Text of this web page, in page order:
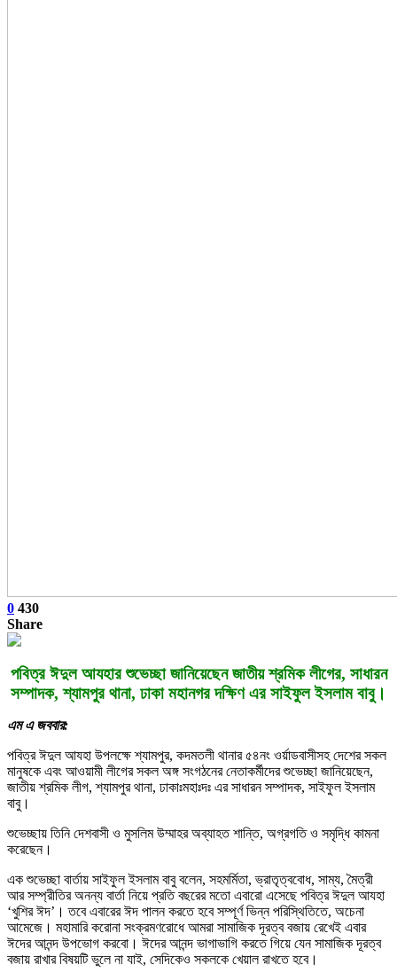
0 430
Share
পবিত্র ঈদুল আযহার শুভেচ্ছা জানিয়েছেন জাতীয় শ্রমিক লীগের, সাধারন
সম্পাদক, শ্যামপুর থানা, ঢাকা মহানগর দক্ষিণ এর সাইফুল ইসলাম বাবু।
এম এ জববার:
পবিত্র ঈদুল আযহা উপলক্ষে শ্যামপুর, কদমতলী থানার ৫৪নং ওর্য়াডবাসীসহ দেশের সকল
মানুষকে এবং আওয়ামী লীগের সকল অঙ্গ সংগঠনের নেতাকর্মীদের শুভেচ্ছা জানিয়েছেন,
জাতীয় শ্রমিক লীগ, শ্যামপুর থানা, ঢাকাঃমহাঃদঃ এর সাধারন সম্পাদক, সাইফুল ইসলাম
বাবু।
শুভেচ্ছায় তিনি দেশবাসী ও মুসলিম উম্মাহর অব্যাহত শান্তি, অগ্রগতি ও সমৃদ্ধি কামনা
করেছেন।
এক শুভেচ্ছা বার্তায় সাইফুল ইসলাম বাবু বলেন, সহমর্মিতা, ভ্রাতৃত্ববোধ, সাম্য, মৈত্রী
আর সম্প্রীতির অনন্য বার্তা নিয়ে প্রতি বছরের মতো এবারো এসেছে পবিত্র ঈদুল আযহা
‘খুশির ঈদ’। তবে এবারের ঈদ পালন করতে হবে সম্পূর্ণ ভিন্ন পরিস্থিতিতে, অচেনা
আমেজে। মহামারি করোনা সংক্রমণরোধে আমরা সামাজিক দূরত্ব বজায় রেখেই এবার
ঈদের আনন্দ উপভোগ করবো। ঈদের আনন্দ ভাগাভাগি করতে গিয়ে যেন সামাজিক দূরত্ব
বজায় রাখার বিষয়টি ভুলে না যাই, সেদিকেও সকলকে খেয়াল রাখতে হবে।